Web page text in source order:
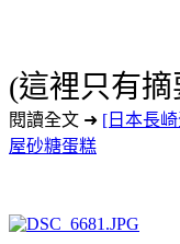
(這裡只有摘
閱讀全文 ➜ [日本長
屋砂糖蛋糕